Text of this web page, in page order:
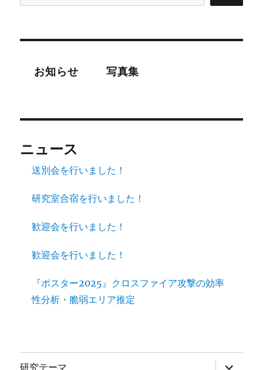
お知らせ 写真集
ニュース
送別会を行いました！
研究室合宿を行いました！
歓迎会を行いました！
歓迎会を行いました！
『ポスター2025』クロスファイア攻撃の効率
性分析・脆弱エリア推定
研究テーマ